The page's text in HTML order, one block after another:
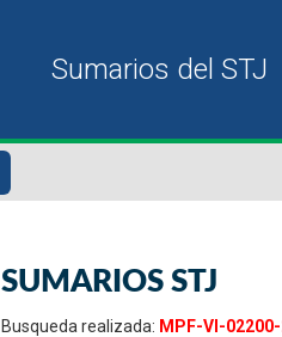
SUMARIOS STJ
Busqueda realizada: MPF-VI-02200-